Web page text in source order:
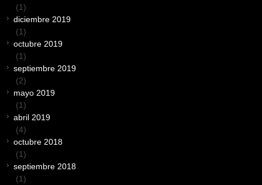
(1)
diciembre 2019
(1)
octubre 2019
(1)
septiembre 2019
(2)
mayo 2019
(1)
abril 2019
(4)
octubre 2018
(1)
septiembre 2018
(1)